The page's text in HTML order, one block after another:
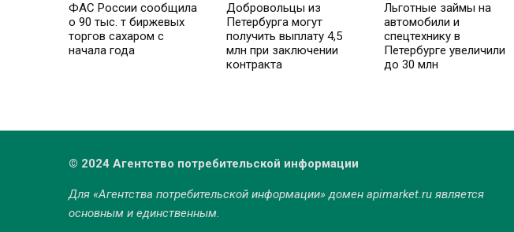
ФАС России сообщила
о 90 тыс. т биржевых
торгов сахаром с
начала года
Добровольцы из
Петербурга могут
получить выплату 4,5
млн при заключении
контракта
Льготные займы на
автомобили и
спецтехнику в
Петербурге увеличили
до 30 млн
© 2024 Агентство потребительской информации
Для «Агентства потребительской информации» домен apimarket.ruявляется
основным и единственным.